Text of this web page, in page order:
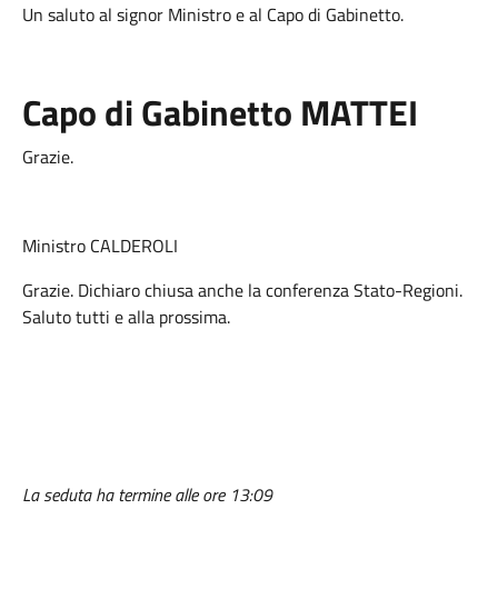
Un saluto al signor Ministro e al Capo di Gabinetto.
Capo di Gabinetto MATTEI
Grazie.
Ministro CALDEROLI
Grazie. Dichiaro chiusa anche la conferenza Stato-Regioni.
Saluto tutti e alla prossima.
La seduta ha termine alle ore 13:09